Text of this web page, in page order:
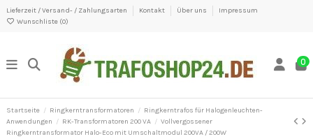
Lieferzeit / Versand- / Zahlungsarten Kontakt Über uns
Impressum
Wunschliste (0)
0
Startseite Ringkerntransformatoren
Ringkerntrafos für Halogenleuchten-
Anwendungen
RK-Transformatoren 200 VA
Vollvergossener
Ringkerntransformator Halo-Eco mit Umschaltmodul 200VA / 200W